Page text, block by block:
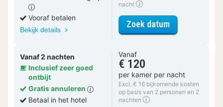
Vooraf betalen
Bekijk details
nacht
Zoek datumvoor
Vanaf 2 nachten
Inclusief zeer goed
ontbijt
Gratis annuleren
Betaal in het hotel
Vanaf
€ 120
per kamer per nacht
Excl. € 16 bijkomende kosten
op basis van 2 personen en 2
nachten